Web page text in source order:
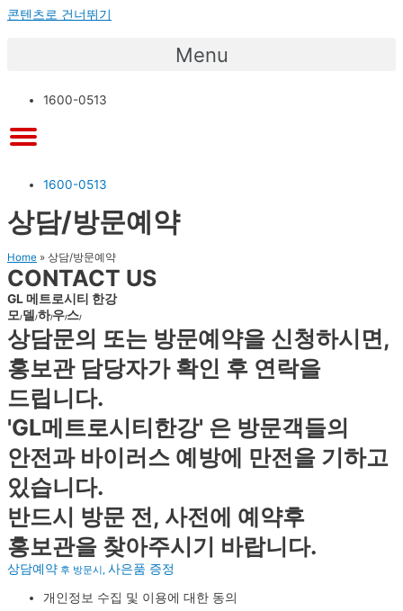
콘텐츠로 건너뛰기
Menu
1600-0513
1600-0513
상담/방문예약
Home » 상담/방문예약
CONTACT US
GL 메트로시티 한강
모/델 /하/우/스/
상담문의 또는 방문예약을 신청하시면,
홍보관 담당자가 확인 후 연락을
드립니다.
'GL메트로시티한강' 은 방문객들의
안전과 바이러스 예방에 만전을 기하고
있습니다.
반드시 방문 전, 사전에 예약후
홍보관을 찾아주시기 바랍니다.
상담예약 후 방문시, 사은품 증정
개인정보 수집 및 이용에 대한 동의